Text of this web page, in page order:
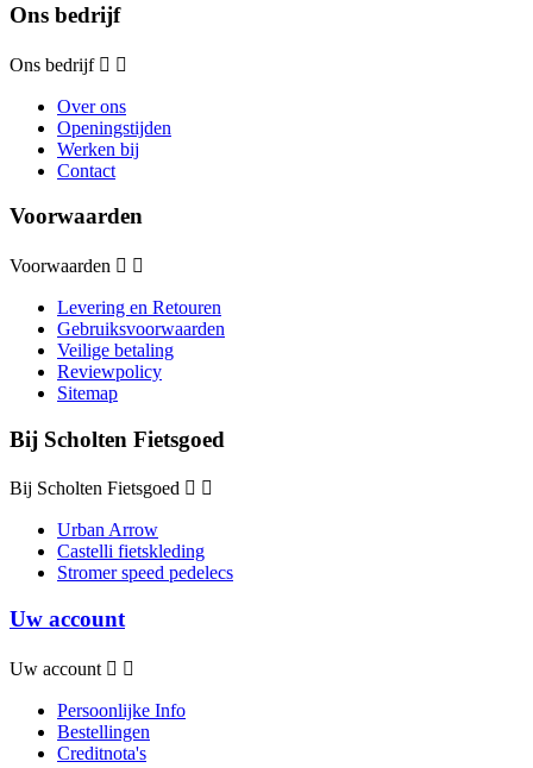
Ons bedrijf
Ons bedrijf  
Over ons
Openingstijden
Werken bij
Contact
Voorwaarden
Voorwaarden  
Levering en Retouren
Gebruiksvoorwaarden
Veilige betaling
Reviewpolicy
Sitemap
Bij Scholten Fietsgoed
Bij Scholten Fietsgoed  
Urban Arrow
Castelli fietskleding
Stromer speed pedelecs
Uw account
Uw account  
Persoonlijke Info
Bestellingen
Creditnota's